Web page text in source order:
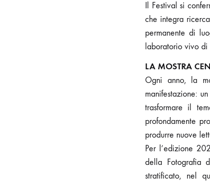
Il Festival si
che integra
permanente di
laboratorio vivo
LA MOSTRA
Ogni anno, la
manifestazione:
trasformare il
profondamente
produrre nuove
Per l’edizione
della Fotografia
stratificato, nel